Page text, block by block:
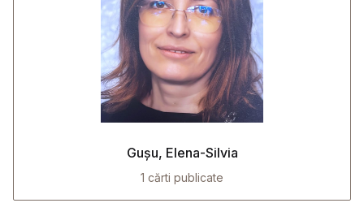
Gușu, Elena-Silvia
1 cărti publicate